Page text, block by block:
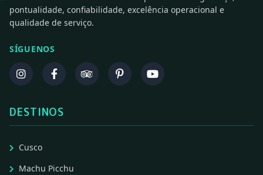
pontualidade, confiabilidade, excelência operacional e
qualidade de serviço.
SÍGUENOS
DESTINOS
Cusco
Machu Picchu